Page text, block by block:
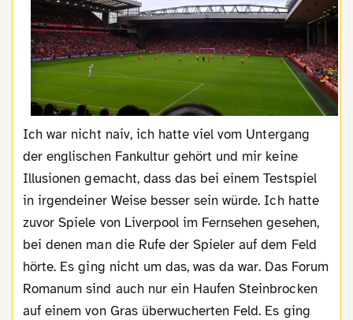
Ich war nicht naiv, ich hatte viel vom Untergang
der englischen Fankultur gehört und mir keine
Illusionen gemacht, dass das bei einem Testspiel
in irgendeiner Weise besser sein würde. Ich hatte
zuvor Spiele von Liverpool im Fernsehen gesehen,
bei denen man die Rufe der Spieler auf dem Feld
hörte. Es ging nicht um das, was da war. Das Forum
Romanum sind auch nur ein Haufen Steinbrocken
auf einem von Gras überwucherten Feld. Es ging